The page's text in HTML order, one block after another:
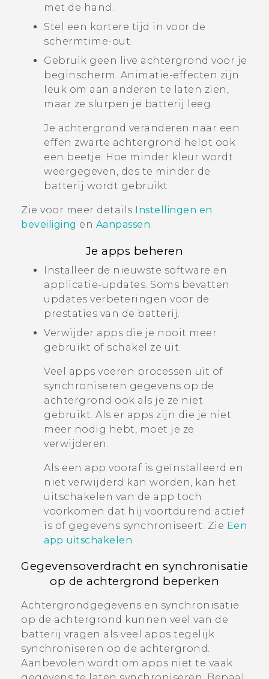
met de hand.
Stel een kortere tijd in voor de
schermtime-out.
Gebruik geen live achtergrond voor je
beginscherm. Animatie-effecten zijn
leuk om aan anderen te laten zien,
maar ze slurpen je batterij leeg.
Je achtergrond veranderen naar een
effen zwarte achtergrond helpt ook
een beetje. Hoe minder kleur wordt
weergegeven, des te minder de
batterij wordt gebruikt.
Zie voor meer details Instellingen en
beveiliging en Aanpassen.
Je apps beheren
Installeer de nieuwste software en
applicatie-updates. Soms bevatten
updates verbeteringen voor de
prestaties van de batterij.
Verwijder apps die je nooit meer
gebruikt of schakel ze uit.
Veel apps voeren processen uit of
synchroniseren gegevens op de
achtergrond ook als je ze niet
gebruikt. Als er apps zijn die je niet
meer nodig hebt, moet je ze
verwijderen.
Als een app vooraf is geïnstalleerd en
niet verwijderd kan worden, kan het
uitschakelen van de app toch
voorkomen dat hij voortdurend actief
is of gegevens synchroniseert. Zie Een
app uitschakelen
Gegevensoverdracht en synchronisatie
op de achtergrond beperken
Achtergrondgegevens en synchronisatie
op de achtergrond kunnen veel van de
batterij vragen als veel apps tegelijk
synchroniseren op de achtergrond.
Aanbevolen wordt om apps niet te vaak